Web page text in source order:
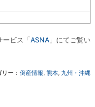
ービス「ASNA 」にてご覧い
リー：倒産情報,熊本, 九州・沖縄